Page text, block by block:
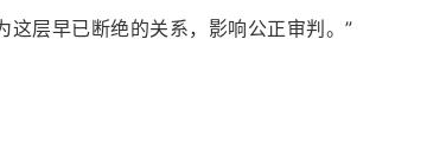
这层早已断绝的关系，影响公正审判。”